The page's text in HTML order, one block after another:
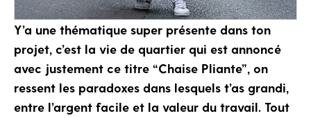
Y’a une thématique super présente dans ton
projet, c’est la vie de quartier qui est annoncé
avec justement ce titre “Chaise Pliante”, on
ressent les paradoxes dans lesquels t’as grandi,
entre l’argent facile et la valeur du travail. Tout